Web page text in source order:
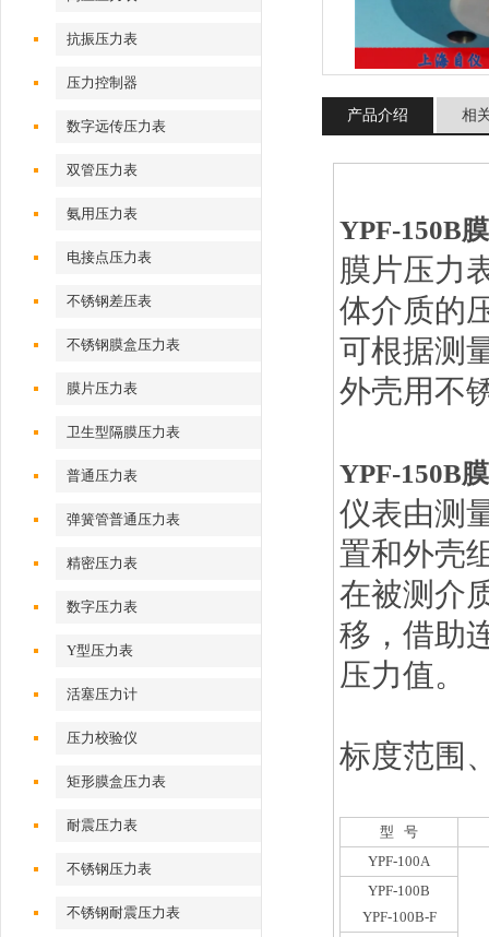
抗振压力表
压力控制器
数字远传压力表
双管压力表
氨用压力表
电接点压力表
不锈钢差压表
不锈钢膜盒压力表
膜片压力表
卫生型隔膜压力表
普通压力表
弹簧管普通压力表
精密压力表
数字压力表
Y型压力表
活塞压力计
压力校验仪
矩形膜盒压力表
耐震压力表
不锈钢压力表
不锈钢耐震压力表
产品介绍 相
YPF-150B
膜片压力
体介质的
可根据测
外壳用不
YPF-150B
仪表由测
置和外壳
在被测介
移，借助
压力值。
标度范围
型 号
YPF-100A
YPF-100B
YPF-100B-F